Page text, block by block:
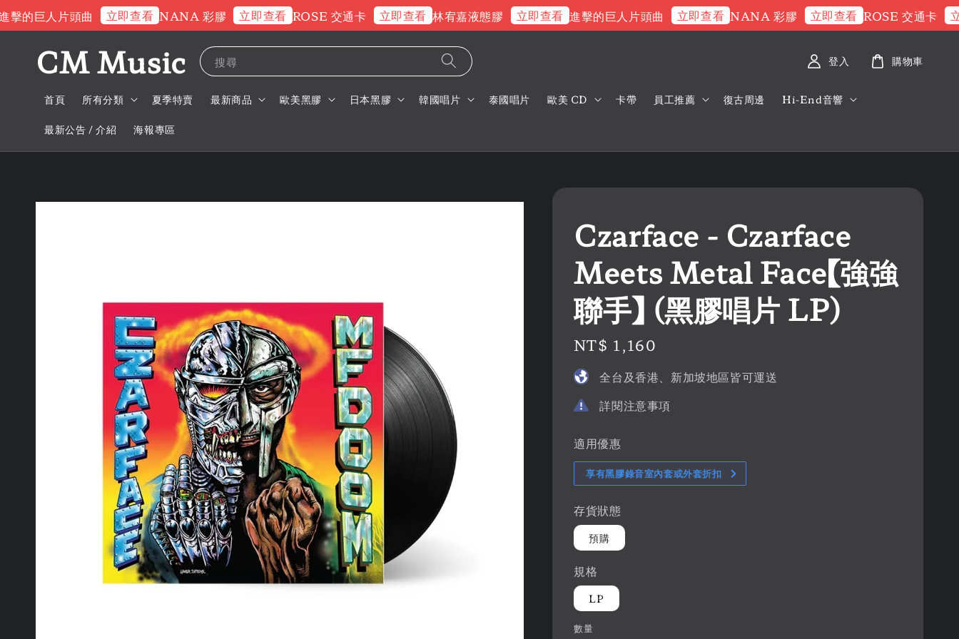
巨人片頭曲 立即查看 NANA 彩膠 立即查看 ROSE 交通卡 立即查看 林宥嘉液態膠 立即查看 進擊的巨人片頭曲 立即查看 NANA 彩膠 立即查看 ROSE 交通卡 立即
CM Music 搜尋
首頁 所有分類 夏季特賣 最新商品 歐美黑膠 日本黑膠 韓國唱片 泰國唱片 歐美 CD 卡帶 員工推薦 復古周邊 Hi-End音響
最新公告 / 介紹 海報專區
登入 購物車
Czarface - Czarface
Meets Metal Face【強強
聯手】 (黑膠唱片 LP)
Regular
price
NT$ 1,160
全台及香港、新加坡地區皆可運送
詳閱注意事項
適用優惠
享有黑膠錄音室內套或外套折扣
存貨狀態
預購
規格
LP
數量